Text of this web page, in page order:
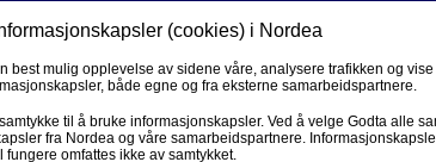
Privat
Våre produkter Fagforbund
(cookies) i Nordea
best mulig opplevelse av sidene våre, analysere trafikken og
både egne og fra eksterne samarbeidspartnere.
til å bruke informasjonskapsler. Ved å velge Godta alle
fra Nordea og våre samarbeidspartnere.
fungere omfattes ikke av samtykket.